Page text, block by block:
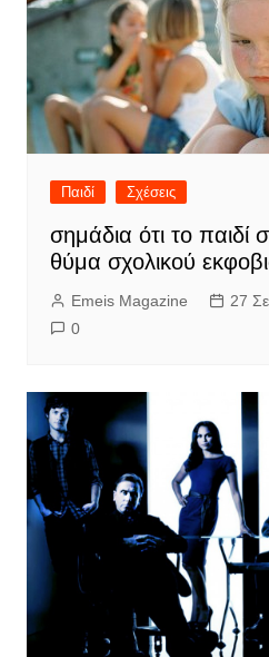
Παιδί Σχέσεις
σημάδια ότι το παιδί
θύμα σχολικού
Emeis Magazine
27
0